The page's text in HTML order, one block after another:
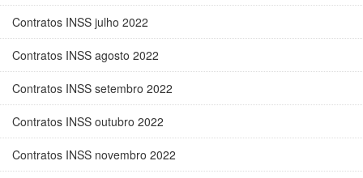
Contratos INSS julho 2022
Contratos INSS agosto 2022
Contratos INSS setembro 2022
Contratos INSS outubro 2022
Contratos INSS novembro 2022